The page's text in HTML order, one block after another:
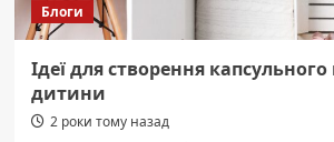
Блоги
Ідеї для створення
дитини
2 роки тому назад